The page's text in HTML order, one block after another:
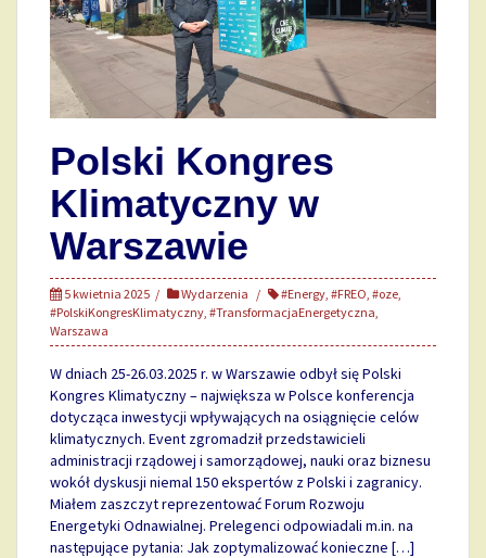
Polski Kongres
Klimatyczny w
Warszawie
5 kwietnia 2025 Wydarzenia #Energy #FREO #oze
#PolskiKongresKlimatyczny #TransformacjaEnergetyczna
Warszawa
W dniach 25-26.03.2025 r. w Warszawie odbył się Polski
Kongres Klimatyczny – największa w Polsce konferencja
dotycząca inwestycji wpływających na osiągnięcie celów
klimatycznych. Event zgromadził przedstawicieli
administracji rządowej i samorządowej, nauki oraz biznesu
wokół dyskusji niemal 150 ekspertów z Polski i zagranicy.
Miałem zaszczyt reprezentować Forum Rozwoju
Energetyki Odnawialnej. Prelegenci odpowiadali m.in. na
następujące pytania: Jak zoptymalizować konieczne […]